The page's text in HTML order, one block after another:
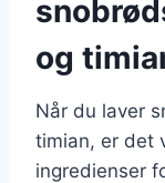
og
Når du laver
timian, er det
ingredienser